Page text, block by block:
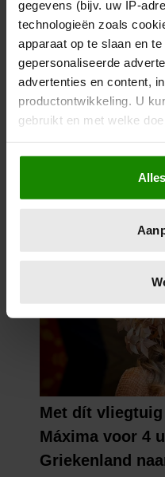
gegevens (bijv. uw IP-
technologieën zoals
apparaat op te slaan en
gepersonaliseerde
advertenties en content,
productontwikkeling. U
gebruikt en met welke
Als u het toestaat, willen
Informatie
locatie, die tot een
scannen op
verwerkt en stel uw
intrekken in de
We gebruiken cookies
personaliseren, om
en om ons
informatie over uw
partners voor social
partners kunnen deze
informatie die u aan ze
27 april 2026
DOKKUM